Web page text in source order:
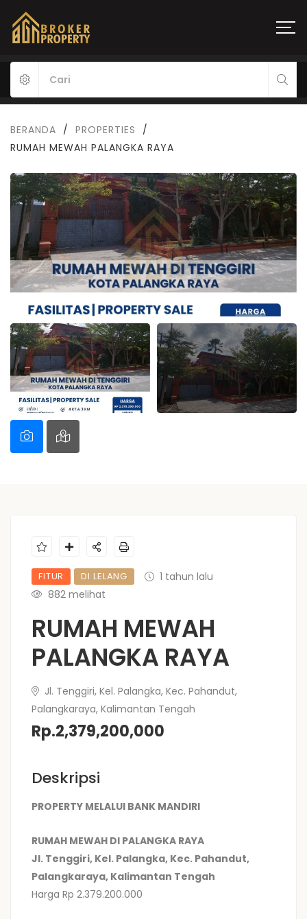
BERANDA / PROPERTIES
/
RUMAH MEWAH PALANGKA RAYA
FITUR DI LELANG
1 tahun lalu
882 melihat
RUMAH MEWAH
PALANGKA RAYA
Jl. Tenggiri, Kel. Palangka, Kec. Pahandut,
Palangkaraya, Kalimantan Tengah
Rp.2,379,200,000
Deskripsi
PROPERTY MELALUI BANK MANDIRI
RUMAH MEWAH DI PALANGKA RAYA
Jl. Tenggiri, Kel. Palangka, Kec. Pahandut,
Palangkaraya, Kalimantan Tengah
Harga Rp 2.379.200.000